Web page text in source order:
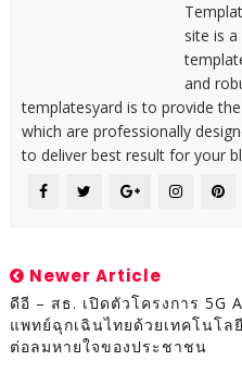
site is
and
templatesyard is to provide
which are professionally
to deliver best result for your
Newer Article
ดีอี – สธ. เปิดตัวโครงการ 5G
แพทย์ฉุกเฉินไทยด้วยเทคโนโ
ต่อลมหายใจของประชาชน